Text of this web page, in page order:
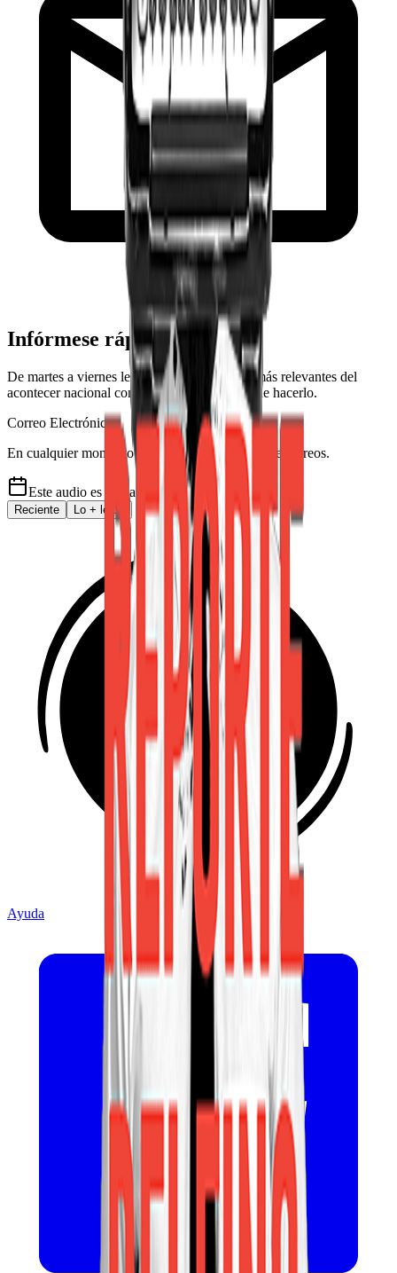
Infórmese rápido y gratis
De martes a viernes le contamos las noticias más relevantes del
acontecer nacional como solo Delfino.cr puede hacerlo.
Correo Electrónico
En cualquier momento puede salirse de la lista de correos.
Este audio es de hace 5 años
Reciente Lo + leído
Ayuda